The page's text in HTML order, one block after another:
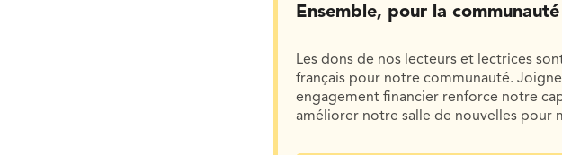
Ensemble, pour la
Les dons de nos lecteurs et lectrices
français pour notre communauté.
engagement financier renforce notre
améliorer notre salle de nouvelles pour